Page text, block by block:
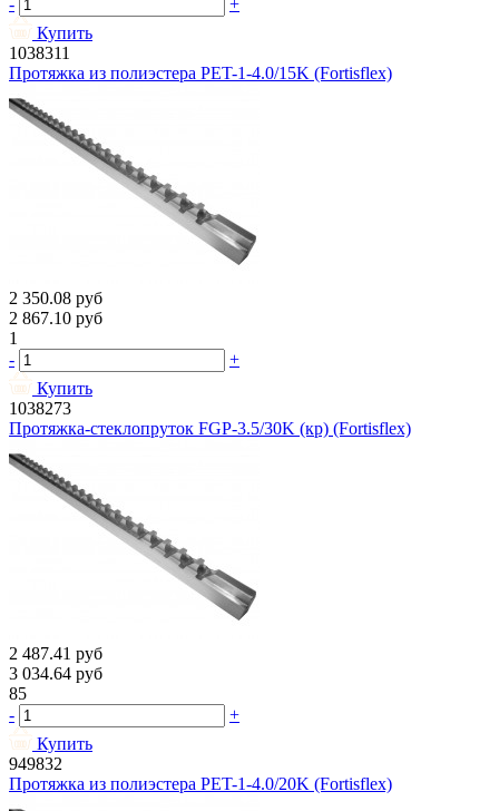
Купить
1038311
Протяжка из полиэстера PET-1-4.0/15K (Fortisflex)
2 350.08 руб
2 867.10 руб
1
-
+
Купить
1038273
Протяжка-стеклопруток FGP-3.5/30K (кр) (Fortisflex)
2 487.41 руб
3 034.64 руб
85
-
+
Купить
949832
Протяжка из полиэстера PET-1-4.0/20K (Fortisflex)